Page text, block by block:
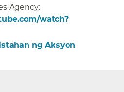
Agency:
watch?
ng Aksyon​​